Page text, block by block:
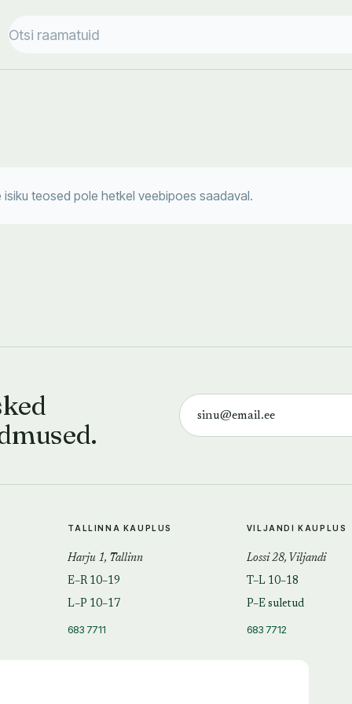
isiku teosed pole hetkel veebipoes saadaval.
TALLINNA KAUPLUS
Harju 1, Tallinn
E–R 10–19
L–P 10–17
683 7711
VILJANDI KAUPLUS
Lossi 28, Viljandi
T–L 10–18
P–E suletud
683 7712